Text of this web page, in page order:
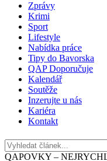
Zprávy
Krimi
Sport
Lifestyle
Nabídka práce
Tipy do Bavorska
QAP Doporučuje
Kalendář
Soutěže
Inzerujte u nás
Kariéra
Kontakt
QAPOVKY –